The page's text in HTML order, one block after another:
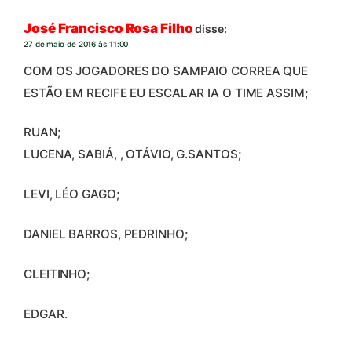
José Francisco Rosa Filho disse:
27 de maio de 2016 às 11:00
COM OS JOGADORES DO SAMPAIO CORREA QUE
ESTÃO EM RECIFE EU ESCALAR IA O TIME ASSIM;
RUAN;
LUCENA, SABIÁ, , OTÁVIO, G.SANTOS;
LEVI, LÉO GAGO;
DANIEL BARROS, PEDRINHO;
CLEITINHO;
EDGAR.